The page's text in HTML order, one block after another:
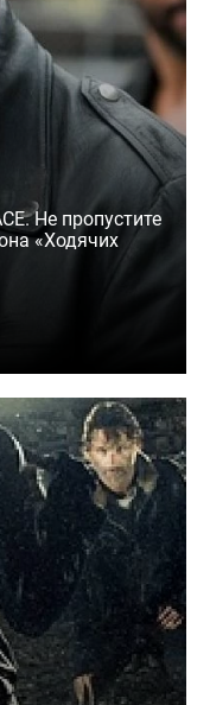
Не пропустите
«Ходячих